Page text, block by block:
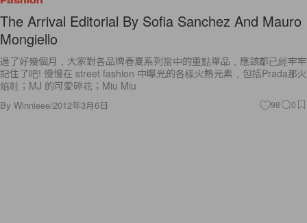
The Arrival Editorial By Sofia Sanchez And Mauro
Mongiello
過了好幾個月，大家對各品牌春夏系列當中的重點單品，應該都已經牢牢
記住了吧! 慢慢在 street fashion 中曝光的各樣火熱元素，包括Prada那火
焰鞋；MJ 的可愛碎花；Miu Miu
By Winnieee/2012年3月6日 98 0